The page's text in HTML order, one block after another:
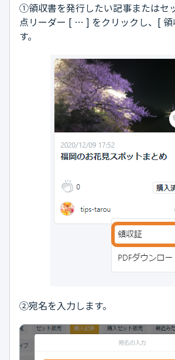
①領収書を発行したい記事またはセ
点リーダー [ … ] をクリックし、[ 領
す。
②宛名を入力します。